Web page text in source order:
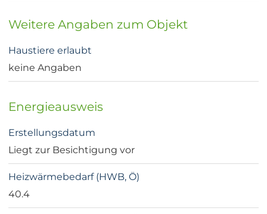
Weitere Angaben zum Objekt
Haustiere erlaubt
keine Angaben
Energieausweis
Erstellungsdatum
Liegt zur Besichtigung vor
Heizwärmebedarf (HWB, Ö)
40.4